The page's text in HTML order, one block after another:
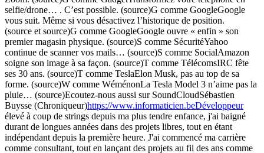
selfie/drone… . C’est possible. (source)G comme GoogleGoogle
vous suit. Même si vous désactivez l’historique de position.
(source et source)G comme GoogleGoogle ouvre « enfin » son
premier magasin physique. (source)S comme SécuritéYahoo
continue de scanner vos mails… (source)S comme SocialAmazon
soigne son image à sa façon. (source)T comme TélécomsIRC fête
ses 30 ans. (source)T comme TeslaElon Musk, pas au top de sa
forme. (source)W comme WéménonLa Tesla Model 3 n’aime pas la
pluie… (source)Ecoutez-nous aussi sur SoundCloudSébastien
Buysse (Chroniqueur)https://www.informaticien.beDéveloppeur
élevé à coup de strings depuis ma plus tendre enfance, j'ai baigné
durant de longues années dans des projets libres, tout en étant
indépendant depuis la première heure. J'ai commencé ma carrière
comme consultant, tout en lançant des projets au fil des ans comme